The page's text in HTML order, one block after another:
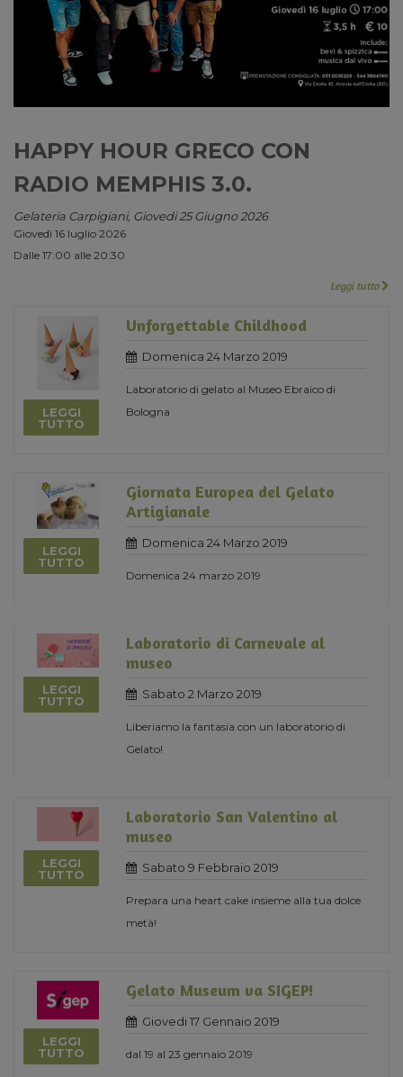
HAPPY HOUR GRECO CON
RADIO MEMPHIS 3.0.
Gelateria Carpigiani, Giovedi 25 Giugno 2026
Giovedì 16 luglio 2026
Dalle 17:00 alle 20:30
Leggi tutto
LEGGI
TUTTO
Unforgettable Childhood
Domenica 24 Marzo 2019
Laboratorio di gelato al Museo Ebraico di
Bologna
LEGGI
TUTTO
Giornata Europea del Gelato
Artigianale
Domenica 24 Marzo 2019
Domenica 24 marzo 2019
LEGGI
TUTTO
Laboratorio di Carnevale al
museo
Sabato 2 Marzo 2019
Liberiamo la fantasia con un laboratorio di
Gelato!
LEGGI
TUTTO
Laboratorio San Valentino al
museo
Sabato 9 Febbraio 2019
Prepara una heart cake insieme alla tua dolce
metà!
LEGGI
TUTTO
Gelato Museum va SIGEP!
Giovedi 17 Gennaio 2019
dal 19 al 23 gennaio 2019